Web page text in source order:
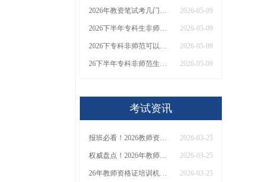
2026年教资笔试考几门？考哪一个学段容易 2026-05-09
2026下半年专科生非师范专业可以考教师资格证吗 2026-05-09
2026下专科非师范可以报考教师资格证吗？什么条件？ 2026-05-09
26下半年专科非师范生可以考教师资格证吗？什么时候考试？ 2026-05-09
考试资讯
报班必看！2026教师资格证报考培训班推荐榜TOP5！ 2026-03-25
权威盘点！2026年教师资格证十大知名机构排名与选择全攻略 2026-03-25
26年教师资格证培训机构哪个好？值得推荐有？ 2026-03-25